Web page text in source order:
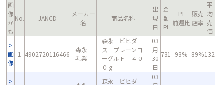
画
像
か
も
No. JANCD
メーカー
名
商品名称
出
現
日
金
額
PI
PI
前週比
販売
店率
平
均
売
価
画
像
1 4902720116466
森永
乳業
森永 ビヒダ
ス プレーンヨ
ーグルト ４０
０ｇ
03
月
30
日
731 93% 89%132
森永 ビヒダ
03